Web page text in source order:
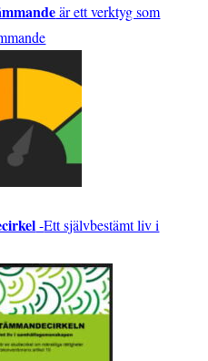
är ett verktyg som
-Ett självbestämt liv i